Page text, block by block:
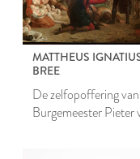
MATTHEUS
BREE
De zelfopoffering van
Burgemeester Pieter